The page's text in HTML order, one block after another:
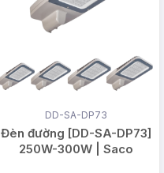
DD-SA-DP73
Đèn đường [DD-SA-DP73]
250W-300W | Saco